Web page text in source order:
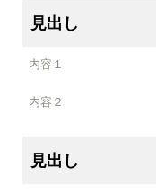
タイトル
見出し
見出し